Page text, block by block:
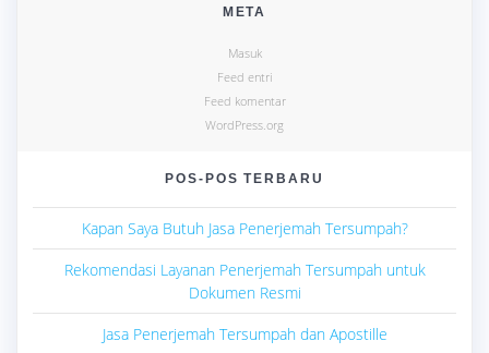
META
Masuk
Feed entri
Feed komentar
WordPress.org
POS-POS TERBARU
Kapan Saya Butuh Jasa Penerjemah Tersumpah?
Rekomendasi Layanan Penerjemah Tersumpah untuk
Dokumen Resmi
Jasa Penerjemah Tersumpah dan Apostille